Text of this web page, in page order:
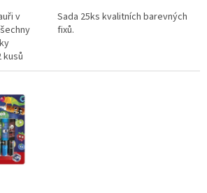
v
Více
5
hvězdiček.
Sada 25ks kvalitních barevných
fixů.